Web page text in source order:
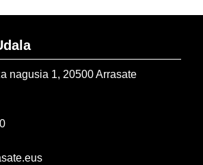
nagusia 1, 20500 Arrasate